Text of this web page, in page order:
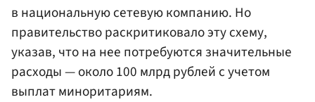
в национальную сетевую компанию. Но
правительство раскритиковало эту схему,
указав, что на нее потребуются значительные
расходы — около 100 млрд рублей с учетом
выплат миноритариям.